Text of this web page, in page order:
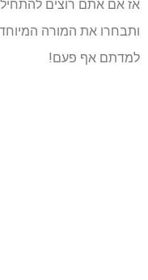
אז אם אתם רוצים
ותבחרו את המורה
למדתם אף פעם!